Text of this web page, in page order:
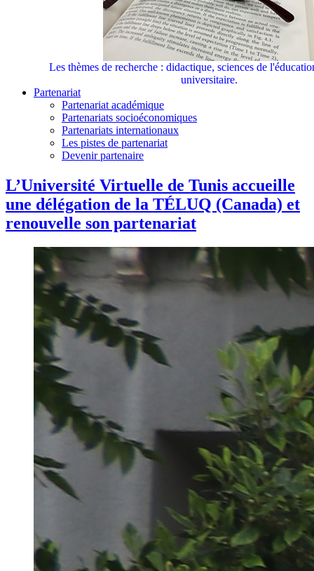
Les thèmes de recherche : didactique, sciences de
universitaire.
Partenariat
Partenariat académique
Partenariats socioéconomiques
Partenariats internationaux
Les pistes de partenariat
Devenir partenaire
L’Université Virtuelle de Tunis accueille
une délégation de la TÉLUQ (Canada) et
renouvelle son partenariat